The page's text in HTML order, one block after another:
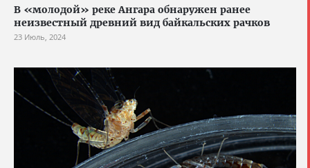
В «молодой» реке Ангара обнаружен ранее
неизвестный древний вид байкальских рачков
23 Июль, 2024